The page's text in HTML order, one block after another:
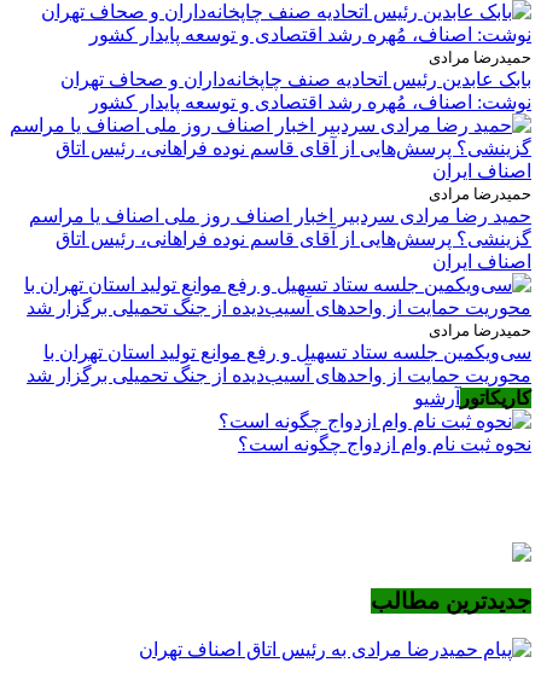
حمیدرضا مرادی
بابک عابدین رئیس اتحادیه صنف چاپخانه‌داران و صحاف تهران
نوشت: اصناف، مُهره رشد اقتصادی و توسعه پایدار کشور
حمیدرضا مرادی
حمید رضا مرادی سردبیر اخبار اصناف روز ملی اصناف یا مراسم
گزینشی؟ پرسش‌هایی از آقای قاسم نوده فراهانی، رئیس اتاق
اصناف ایران
حمیدرضا مرادی
سی‌ویکمین جلسه ستاد تسهیل و رفع موانع تولید استان تهران با
محوریت حمایت از واحدهای آسیب‌دیده از جنگ تحمیلی برگزار شد
کاریکاتور آرشیو
نحوه ثبت نام وام ازدواج چگونه است؟
جدیدترین مطالب